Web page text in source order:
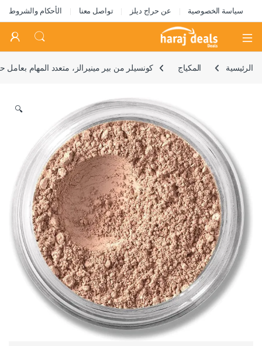
سياسة الخصوصية عن حراج ديلز تواصل معنا الأحكام والشروط
Open
الرئيسية المكياج كونسيلر من بير مينيرالز، متعدد المهام بعامل حماية من
🔍